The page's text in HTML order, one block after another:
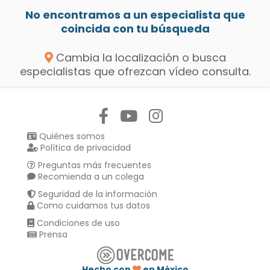
No encontramos a un especialista que
coincida con tu búsqueda
Cambia la localización o busca
especialistas que ofrezcan vídeo consulta.
Quiénes somos
Política de privacidad
Preguntas más frecuentes
Recomienda a un colega
Seguridad de la información
Como cuidamos tus datos
Condiciones de uso
Prensa